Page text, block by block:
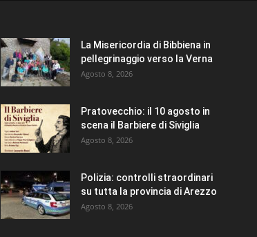
La Misericordia di Bibbiena in
pellegrinaggio verso la Verna
Agosto 8, 2026
Pratovecchio: il 10 agosto in
scena il Barbiere di Siviglia
Agosto 8, 2026
Polizia: controlli straordinari
su tutta la provincia di Arezzo
Agosto 8, 2026